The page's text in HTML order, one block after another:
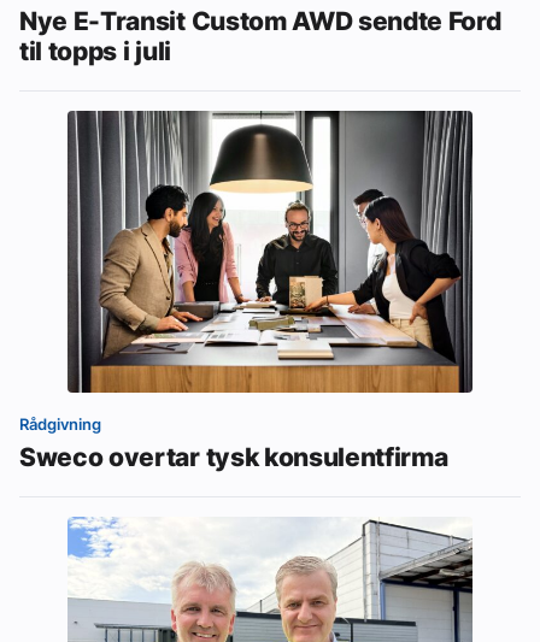
Nye E-Transit Custom AWD sendte Ford
til topps i juli
Rådgivning
Sweco overtar tysk konsulentfirma